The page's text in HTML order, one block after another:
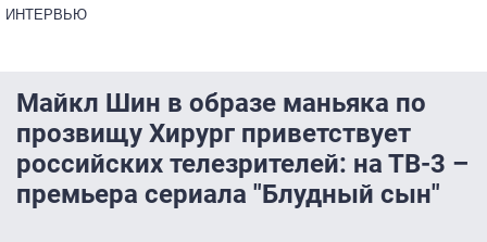
ИНТЕРВЬЮ
Майкл Шин в образе маньяка по
прозвищу Хирург приветствует
российских телезрителей: на ТВ-3 –
премьера сериала "Блудный сын"